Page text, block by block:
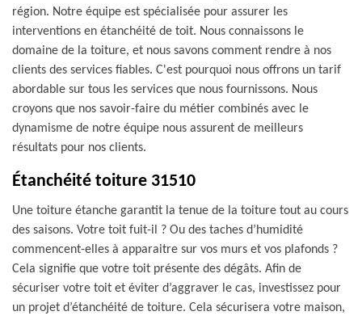
région. Notre équipe est spécialisée pour assurer les
interventions en étanchéité de toit. Nous connaissons le
domaine de la toiture, et nous savons comment rendre à nos
clients des services fiables. C'est pourquoi nous offrons un tarif
abordable sur tous les services que nous fournissons. Nous
croyons que nos savoir-faire du métier combinés avec le
dynamisme de notre équipe nous assurent de meilleurs
résultats pour nos clients.
Étanchéité toiture 31510
Une toiture étanche garantit la tenue de la toiture tout au cours
des saisons. Votre toit fuit-il ? Ou des taches d’humidité
commencent-elles à apparaitre sur vos murs et vos plafonds ?
Cela signifie que votre toit présente des dégâts. Afin de
sécuriser votre toit et éviter d’aggraver le cas, investissez pour
un projet d’étanchéité de toiture. Cela sécurisera votre maison,